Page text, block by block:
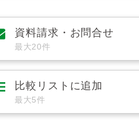
資料請求・お問合せ
最大20件
比較リストに追加
最大5件